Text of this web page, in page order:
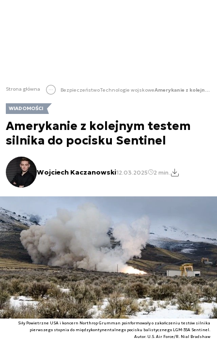
Strona główna BezpieczeństwoTechnologie wojskowe Amerykanie z kolejnym testem silnika do pocisku Sentinel
WIADOMOŚCI
Amerykanie z kolejnym testem
silnika do pocisku Sentinel
Wojciech Kaczanowski12.03.2025 2 min.
Siły Powietrzne USA i koncern Northrop Grumman poinformowały o zakończeniu testów silnika
pierwszego stopnia do międzykontynentalnego pocisku balistycznego LGM-35A Sentinel.
Autor. U.S. Air Force/R. Nial Bradshaw